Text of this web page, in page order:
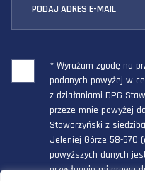
PODAJ ADRES E-MAIL
* Wyrażam zgodę na
podanych powyżej w
z działaniami DPG
przeze mnie powyżej
Staworzyński z
Jeleniej Górze 58-570
powyższych danych
przysługuje mi prawo